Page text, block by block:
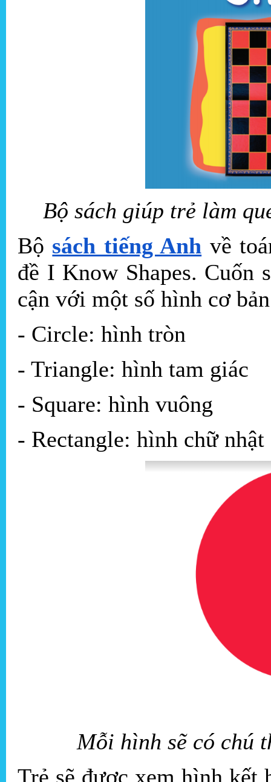
Bộ sách giúp trẻ làm
Bộ sách tiếng Anh về
đề I Know Shapes. Cuốn
cận với một số hình cơ
- Circle: hình tròn
- Triangle: hình tam giác
- Square: hình vuông
- Rectangle: hình chữ nhật
Mỗi hình sẽ có chú
Trẻ sẽ được xem hình